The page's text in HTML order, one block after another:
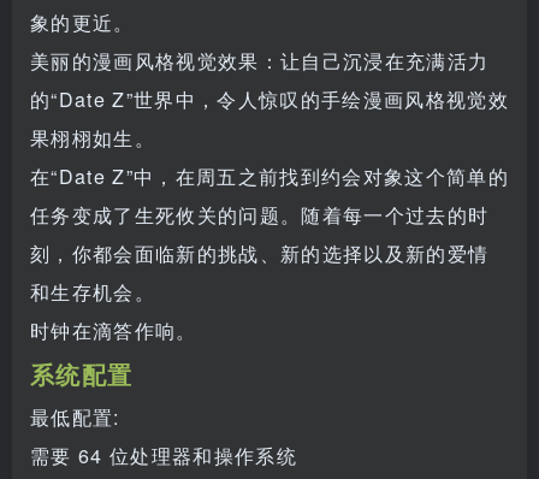
象的更近。
美丽的漫画风格视觉效果：让自己沉浸在充满活力
的“Date Z”世界中，令人惊叹的手绘漫画风格视觉效
果栩栩如生。
在“Date Z”中，在周五之前找到约会对象这个简单的
任务变成了生死攸关的问题。随着每一个过去的时
刻，你都会面临新的挑战、新的选择以及新的爱情
和生存机会。
时钟在滴答作响。
系统配置
最低配置:
需要 64 位处理器和操作系统